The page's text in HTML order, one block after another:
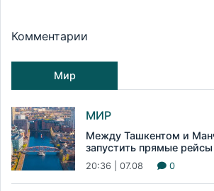
Комментарии
Мир
МИР
Между Ташкентом и
запустить прямые рейсы
20:36 | 07.08 0